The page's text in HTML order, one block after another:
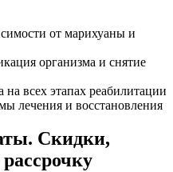
от марихуаны и
организма и снятие
всех этапах реабилитации
лечения и восстановления
Скидки,